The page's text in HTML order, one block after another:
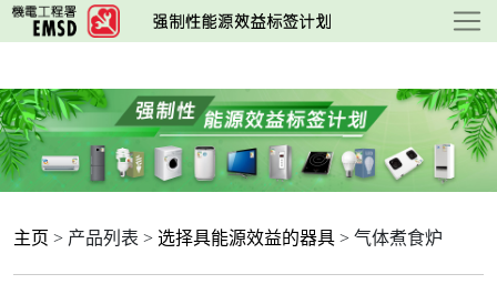
跳
至
要
内
容
主页 > 产品列表 > 选择具能源效益的器具 > 气体煮食炉